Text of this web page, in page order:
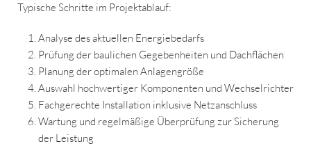
Typische Schritte im Projektablauf:
Analyse des aktuellen Energiebedarfs
Prüfung der baulichen Gegebenheiten und Dachflächen
Planung der optimalen Anlagengröße
Auswahl hochwertiger Komponenten und Wechselrichter
Fachgerechte Installation inklusive Netzanschluss
Wartung und regelmäßige Überprüfung zur Sicherung
der Leistung